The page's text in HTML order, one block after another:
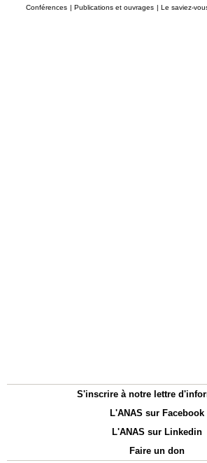
Conférences | Publications et ouvrages | Le saviez-
S'inscrire à notre lettre
L'ANAS sur Facebook
L'ANAS sur Linkedin
Faire un don